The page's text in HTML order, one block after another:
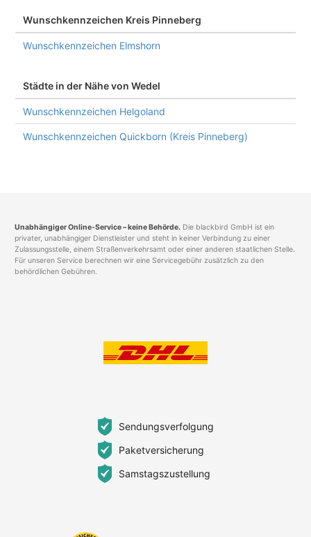
Wunschkennzeichen Kreis Pinneberg
Wunschkennzeichen Elmshorn
Städte in der Nähe von Wedel
Wunschkennzeichen Helgoland
Wunschkennzeichen Quickborn (Kreis Pinneberg)
Unabhängiger Online-Service – keine Behörde. Die blackbird GmbH ist ein
privater, unabhängiger Dienstleister und steht in keiner Verbindung zu einer
Zulassungsstelle, einem Straßenverkehrsamt oder einer anderen staatlichen Stelle.
Für unseren Service berechnen wir eine Servicegebühr zusätzlich zu den
behördlichen Gebühren.
Sendungsverfolgung
Paketversicherung
Samstagszustellung